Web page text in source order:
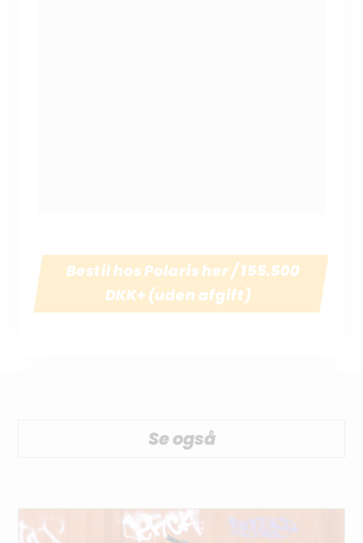
Bestil hos Polaris her / 155.500
DKK+ (uden afgift)
Se også